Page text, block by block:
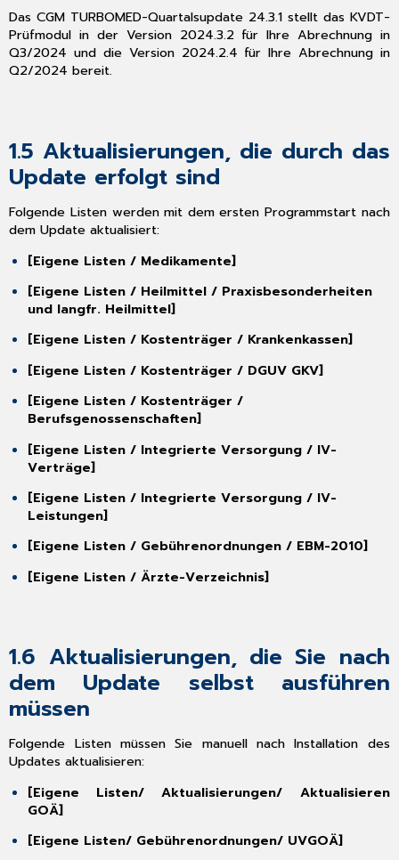
Kanal
2
Gesetzliche/
Vertragliche
2.1
Aktualisierung
der
EBM-
Stammdaten
Aktualisierung
Zulassungsnummern
AWST
und
Zytololgie
Verordnung
Digitaler
Gesundheits-
Anwendungen
(DiGA)
2.3.1
Verordnung
von
Gesundheits-
2.3.3
Wiederverordnung
2.3.4
Verordnungsstatistik
2.4
Anpassung
Arztbrief
E-
Das CGM TURBOMED-Quartalsupdate 24.3.1 stellt das KVDT-
Prüfmodul in der Version 2024.3.2 für Ihre Abrechnung in
Q3/2024 und die Version 2024.2.4 für Ihre Abrechnung in
Q2/2024 bereit.
1.5 Aktualisierungen, die durch das
Update erfolgt sind
Folgende Listen werden mit dem ersten Programmstart nach
dem Update aktualisiert:
[Eigene Listen / Medikamente]
[Eigene Listen / Heilmittel / Praxisbesonderheiten
und langfr. Heilmittel]
[Eigene Listen / Kostenträger / Krankenkassen]
[Eigene Listen / Kostenträger / DGUV GKV]
[Eigene Listen / Kostenträger /
Berufsgenossenschaften]
[Eigene Listen / Integrierte Versorgung / IV-
Verträge]
[Eigene Listen / Integrierte Versorgung / IV-
Leistungen]
[Eigene Listen / Gebührenordnungen / EBM-2010]
[Eigene Listen / Ärzte-Verzeichnis]
1.6 Aktualisierungen, die Sie nach
dem Update selbst ausführen
müssen
Folgende Listen müssen Sie manuell nach Installation des
Updates aktualisieren:
[Eigene Listen/ Aktualisierungen/ Aktualisieren
GOÄ]
[Eigene Listen/ Gebührenordnungen/ UVGOÄ]